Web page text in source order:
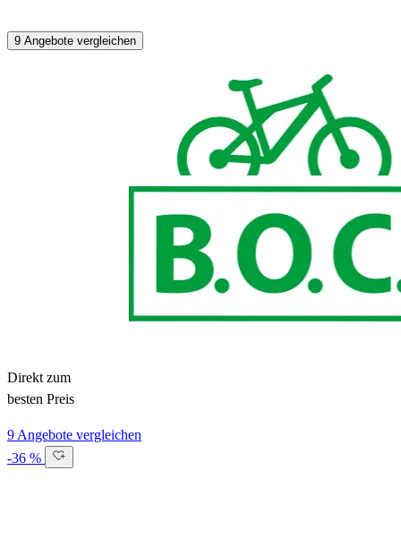
9 Angebote vergleichen
Direkt zum
besten Preis
9 Angebote vergleichen
-36 %